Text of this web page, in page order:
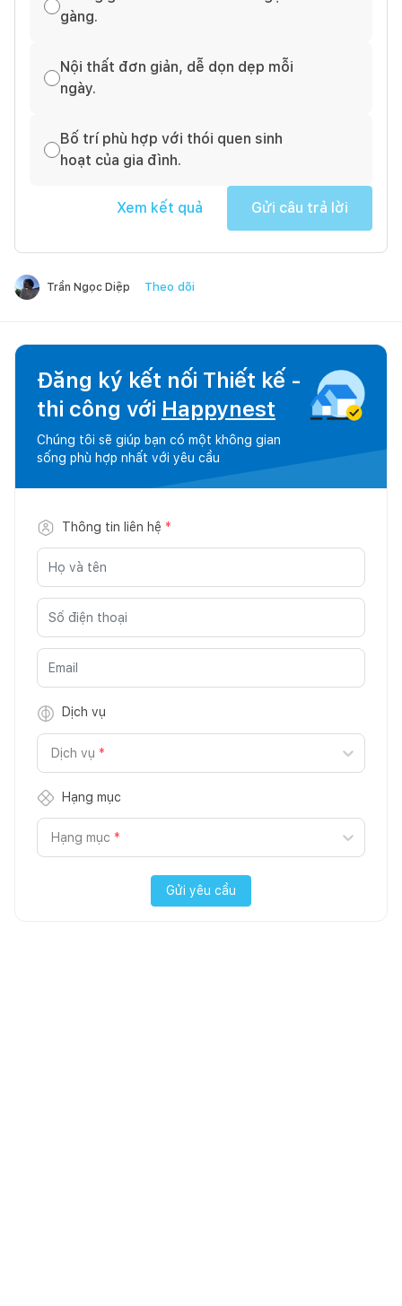
gàng.
Nội thất đơn giản, dễ dọn dẹp mỗi
ngày.
Bố trí phù hợp với thói quen sinh
hoạt của gia đình.
Xem kết quả Gửi câu trả lời
Trần Ngọc Diệp Theo dõi
Đăng ký kết nối Thiết kế -
thi công với Happynest
Chúng tôi sẽ giúp bạn có một không gian
sống phù hợp nhất với yêu cầu
Thông tin liên hệ *
Dịch vụ
Dịch vụ *
Hạng mục
Hạng mục *
Gửi yêu cầu